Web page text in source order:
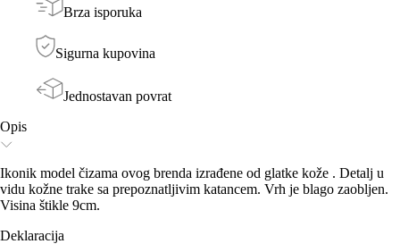
Brza isporuka
Sigurna kupovina
Jednostavan povrat
Opis
Ikonik model čizama ovog brenda izrađene od glatke kože . Detalj u
vidu kožne trake sa prepoznatljivim katancem. Vrh je blago zaobljen.
Visina štikle 9cm.
Deklaracija